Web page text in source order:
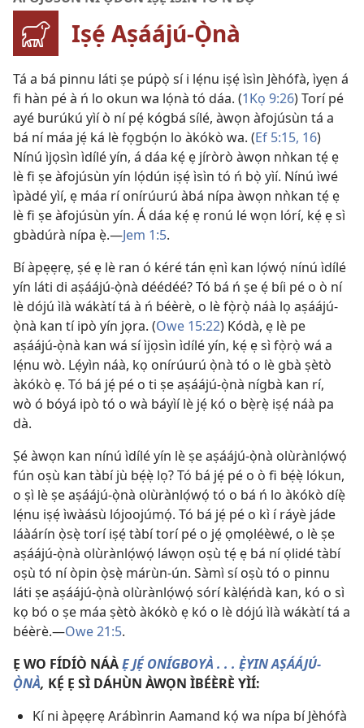
Iṣẹ́ Aṣáájú-Ọ̀nà
Tá a bá pinnu láti ṣe púpọ̀ sí i lẹ́nu iṣẹ́ ìsìn Jèhófà, ìyẹn á
fi hàn pé à ń lo okun wa lọ́nà tó dáa. (1Kọ 9:26) Torí pé
ayé burúkú yìí ò ní pẹ́ kógbá sílé, àwọn àfojúsùn tá a
bá ní máa jẹ́ ká lè fọgbọ́n lo àkókò wa. (Ef 5:15, 16)
Nínú ìjọsìn ìdílé yín, á dáa kẹ́ ẹ jíròrò àwọn nǹkan tẹ́ ẹ
lè fi ṣe àfojúsùn yín lọ́dún iṣẹ́ ìsìn tó ń bọ̀ yìí. Nínú ìwé
ìpàdé yìí, ẹ máa rí onírúurú àbá nípa àwọn nǹkan tẹ́ ẹ
lè fi ṣe àfojúsùn yín. Á dáa kẹ́ ẹ ronú lé wọn lórí, kẹ́ ẹ sì
gbàdúrà nípa ẹ̀.​—Jem 1:5.
Bí àpẹẹrẹ, ṣé ẹ lè ran ó kéré tán ẹnì kan lọ́wọ́ nínú ìdílé
yín láti di aṣáájú-ọ̀nà déédéé? Tó bá ń ṣe ẹ́ bíi pé o ò ní
lè dójú ìlà wákàtí tá à ń béèrè, o lè fọ̀rọ̀ náà lọ aṣáájú-
ọ̀nà kan tí ipò yín jọra. (Owe 15:22) Kódà, ẹ lè pe
aṣáájú-ọ̀nà kan wá sí ìjọsìn ìdílé yín, kẹ́ ẹ sì fọ̀rọ̀ wá a
lẹ́nu wò. Lẹ́yìn náà, kọ onírúurú ọ̀nà tó o lè gbà ṣètò
àkókò ẹ. Tó bá jẹ́ pé o ti ṣe aṣáájú-ọ̀nà nígbà kan rí,
wò ó bóyá ipò tó o wà báyìí lè jẹ́ kó o bẹ̀rẹ̀ iṣẹ́ náà pa
dà.
Ṣé àwọn kan nínú ìdílé yín lè ṣe aṣáájú-ọ̀nà olùrànlọ́wọ́
fún oṣù kan tàbí jù bẹ́ẹ̀ lọ? Tó bá jẹ́ pé o ò fi bẹ́ẹ̀ lókun,
o ṣì lè ṣe aṣáájú-ọ̀nà olùrànlọ́wọ́ tó o bá ń lo àkókò díẹ̀
lẹ́nu iṣẹ́ ìwàásù lójoojúmọ́. Tó bá jẹ́ pé o kì í ráyè jáde
láàárín ọ̀sẹ̀ torí iṣẹ́ tàbí torí pé o jẹ́ ọmọléèwé, o lè ṣe
aṣáájú-ọ̀nà olùrànlọ́wọ́ láwọn oṣù tẹ́ ẹ bá ní ọlidé tàbí
oṣù tó ní òpin ọ̀sẹ̀ márùn-ún. Sàmì sí oṣù tó o pinnu
láti ṣe aṣáájú-ọ̀nà olùrànlọ́wọ́ sórí kàlẹ́ńdà kan, kó o sì
kọ bó o ṣe máa ṣètò àkókò ẹ kó o lè dójú ìlà wákàtí tá a
béèrè.​—Owe 21:5.
Ẹ WO FÍDÍÒ NÁÀẸ JẸ́ ONÍGBOYÀ . . . Ẹ̀YIN AṢÁÁJÚ-
Ọ̀NÀ, KẸ́ Ẹ SÌ DÁHÙN ÀWỌN ÌBÉÈRÈ YÌÍ:
Kí ni àpẹẹrẹ Arábìnrin Aamand kọ́ wa nípa bí Jèhófà